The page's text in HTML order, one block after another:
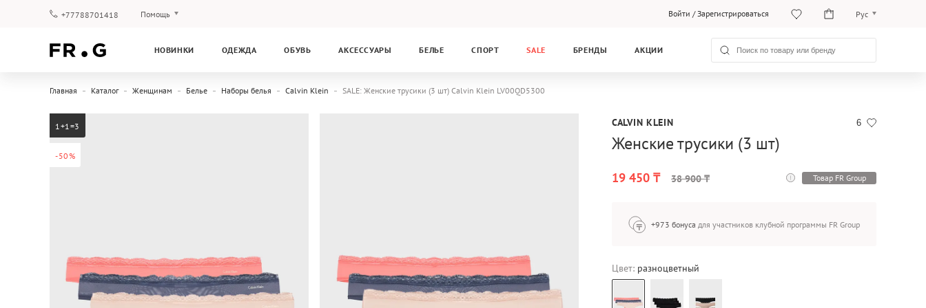
+77788701418 Помощь Войти /Зарегистрироваться Рус
Қаз
НОВИНКИ ОДЕЖДА ОБУВЬ АКСЕССУАРЫ БЕЛЬЕ СПОРТ SALE БРЕНДЫ АКЦИИ
Главная Каталог Женщинам Белье Наборы белья Calvin Klein SALE: Женские трусики (3 шт) Calvin Klein LV00QD5300
-50%
1+1=3 6
CALVIN KLEIN
Женские трусики (3 шт)
19 450 ₸ 38 900 ₸ Товар FR Group
+973 бонуса для участников клубной программы FR Group
Цвет: разноцветный